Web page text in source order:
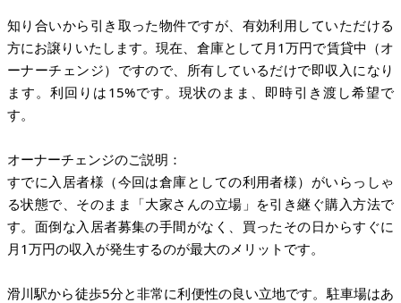
知り合いから引き取った物件ですが、有効利用していただける
方にお譲りいたします。現在、倉庫として月1万円で賃貸中（オ
ーナーチェンジ）ですので、所有しているだけで即収入になり
ます。利回りは15%です。現状のまま、即時引き渡し希望で
す。
オーナーチェンジのご説明：
すでに入居者様（今回は倉庫としての利用者様）がいらっしゃ
る状態で、そのまま「大家さんの立場」を引き継ぐ購入方法で
す。面倒な入居者募集の手間がなく、買ったその日からすぐに
月1万円の収入が発生するのが最大のメリットです。
滑川駅から徒歩5分と非常に利便性の良い立地です。駐車場はあ